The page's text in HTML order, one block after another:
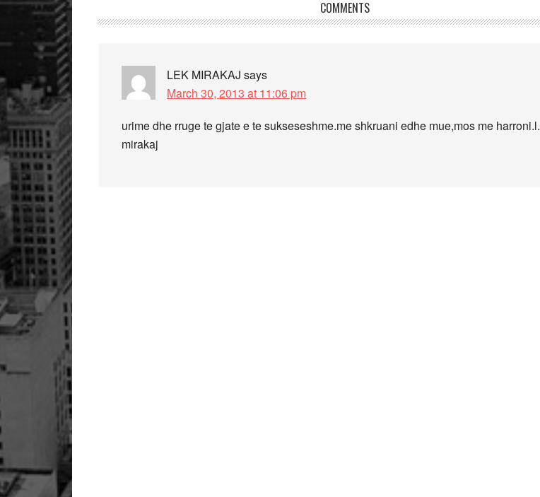
COMMENTS
LEK MIRAKAJ says
March 30, 2013 at 11:06 pm
urime dhe rruge te gjate e te sukseseshme.me shkruani edhe mue,mos me harroni.l.
mirakaj